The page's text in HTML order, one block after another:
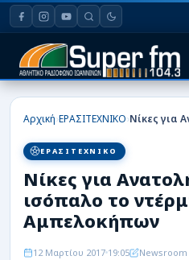
HOME
ΠΟΔΟΣΦΑΙΡΟ
ΜΠΑΣΚΕΤ
ΣΠΟΡ
Αρχική›ΕΡΑΣΙΤΕΧΝΙΚΟ›
ΕΡΑΣΙΤΕΧΝΙΚΟ
Νίκες για
ισόπαλο το
Αμπελοκήπων
12 Μαρτίου 2017 19:05 Newsroom